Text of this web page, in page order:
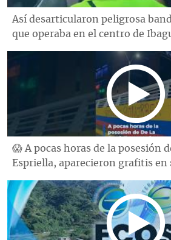
Así desarticularon peligrosa
que operaba en el centro de
😱 A pocas horas de la posesión
Espriella, aparecieron grafitis en